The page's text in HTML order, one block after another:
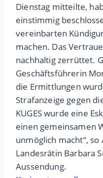
Dienstag mitteilte,
einstimmig
vereinbarten
machen. Das
nachhaltig zerrüttet.
Geschäftsführerin
die Ermittlungen
Strafanzeige gegen
KUGES wurde eine
einen gemeinsamen
unmöglich macht“,
Landesrätin Barbara
Aussendung.